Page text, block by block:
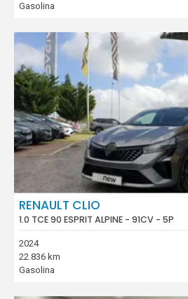
Gasolina
RENAULT CLIO
1.0 TCE 90 ESPRIT ALPINE - 91CV - 5P
2024
22.836 km
Gasolina